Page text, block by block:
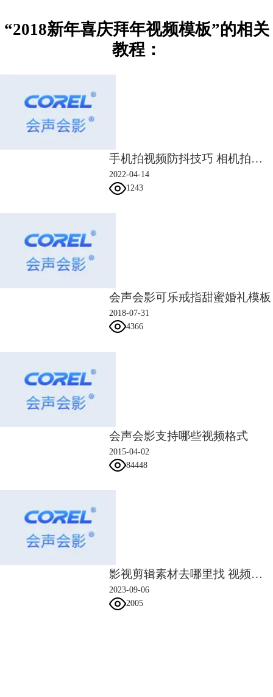
“2018新年喜庆拜年视频模板”的相关
教程：
手机拍视频防抖技巧 相机拍视频怎么防抖
2022-04-14
1243
会声会影可乐戒指甜蜜婚礼模板
2018-07-31
4366
会声会影支持哪些视频格式
2015-04-02
84448
影视剪辑素材去哪里找 视频剪辑素材免费网站
2023-09-06
2005